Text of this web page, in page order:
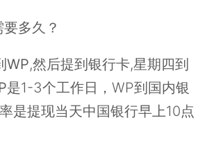
多久？
WP,然后提到银行卡,星期四到
是1-3个工作日，WP到国内银
是提现当天中国银行早上10点